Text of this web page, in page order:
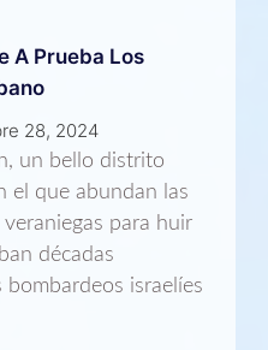
A Prueba Los
28, 2024
un bello distrito
el que abundan las
para huir
décadas
israelíes